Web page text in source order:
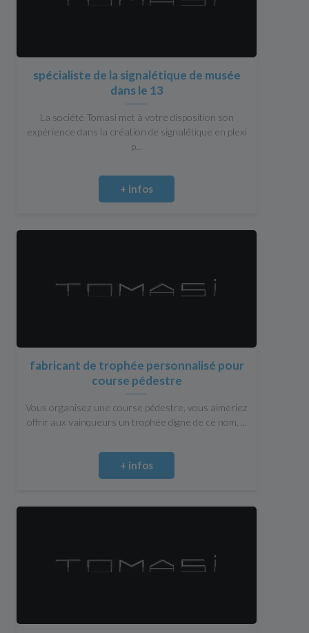
spécialiste de la signalétique de musée
dans le 13
La société Tomasi met à votre disposition son
expérience dans la création de signalétique en plexi
p...
+ infos
fabricant de trophée personnalisé pour
course pédestre
Vous organisez une course pédestre, vous aimeriez
offrir aux vainqueurs un trophée digne de ce nom, ...
+ infos